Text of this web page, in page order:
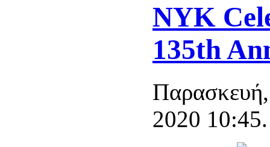
NYK
135th
2020 10:45.